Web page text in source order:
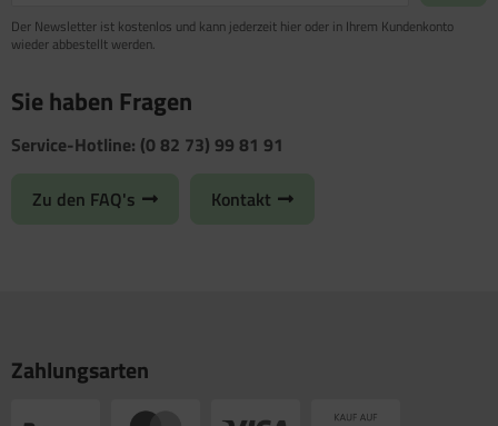
Der Newsletter ist kostenlos und kann jederzeit hier oder in Ihrem Kundenkonto
wieder abbestellt werden.
Sie haben Fragen
Service-Hotline: (0 82 73) 99 81 91
Zu den FAQ's Kontakt
Zahlungsarten